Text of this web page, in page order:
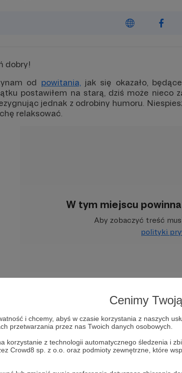
Cenimy
i chcemy, abyś w czasie korzystania z naszych
przetwarzania przez nas Twoich danych osobowych.
korzystanie z technologii automatycznego śledzenia i
Crowd8 sp. z o.o. oraz podmioty zewnętrzne, które
dobry!
od powitania,
jak się okazało,
postawiłem na starą, dziś może nieco
jednak z odrobiny humoru.
relaksować.
W tym miejscu
Aby zobaczyć treść
polityki
już filmów można obejrzeć na moim
ukazują się w każdy poniedziałek i piątek
Wszystkim darczyńcom i
sposób kolejne filmy zapraszam do kontaktu